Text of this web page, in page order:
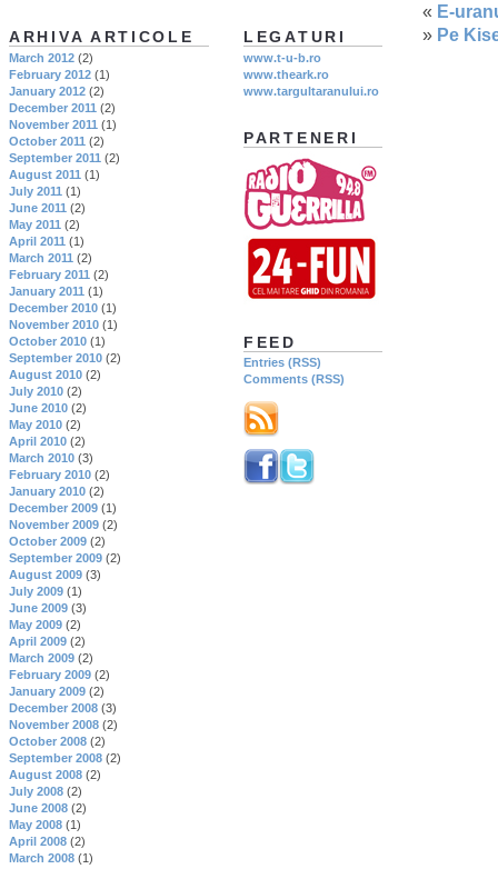
« E-
» Pe
LEGATURI
www.t-u-b.ro
www.theark.ro
www.targultaranului.ro
PARTENERI
FEED
Entries (RSS)
Comments (RSS)
ARHIVA ARTICOLE
March 2012 (2)
February 2012 (1)
January 2012 (2)
December 2011 (2)
November 2011 (1)
October 2011 (2)
September 2011 (2)
August 2011 (1)
July 2011 (1)
June 2011 (2)
May 2011 (2)
April 2011 (1)
March 2011 (2)
February 2011 (2)
January 2011 (1)
December 2010 (1)
November 2010 (1)
October 2010 (1)
September 2010 (2)
August 2010 (2)
July 2010 (2)
June 2010 (2)
May 2010 (2)
April 2010 (2)
March 2010 (3)
February 2010 (2)
January 2010 (2)
December 2009 (1)
November 2009 (2)
October 2009 (2)
September 2009 (2)
August 2009 (3)
July 2009 (1)
June 2009 (3)
May 2009 (2)
April 2009 (2)
March 2009 (2)
February 2009 (2)
January 2009 (2)
December 2008 (3)
November 2008 (2)
October 2008 (2)
September 2008 (2)
August 2008 (2)
July 2008 (2)
June 2008 (2)
May 2008 (1)
April 2008 (2)
March 2008 (1)